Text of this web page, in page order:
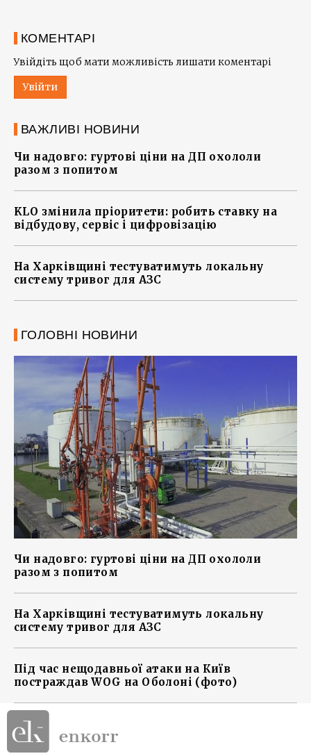
КОМЕНТАРІ
Увійдіть щоб мати можливість лишати коментарі
Увійти
ВАЖЛИВІ НОВИНИ
Чи надовго: гуртові ціни на ДП охололи
разом з попитом
KLO змінила пріоритети: робить ставку на
відбудову, сервіс і цифровізацію
На Харківщині тестуватимуть локальну
систему тривог для АЗС
ГОЛОВНІ НОВИНИ
Чи надовго: гуртові ціни на ДП охололи
разом з попитом
На Харківщині тестуватимуть локальну
систему тривог для АЗС
Під час нещодавньої атаки на Київ
постраждав WOG на Оболоні (фото)